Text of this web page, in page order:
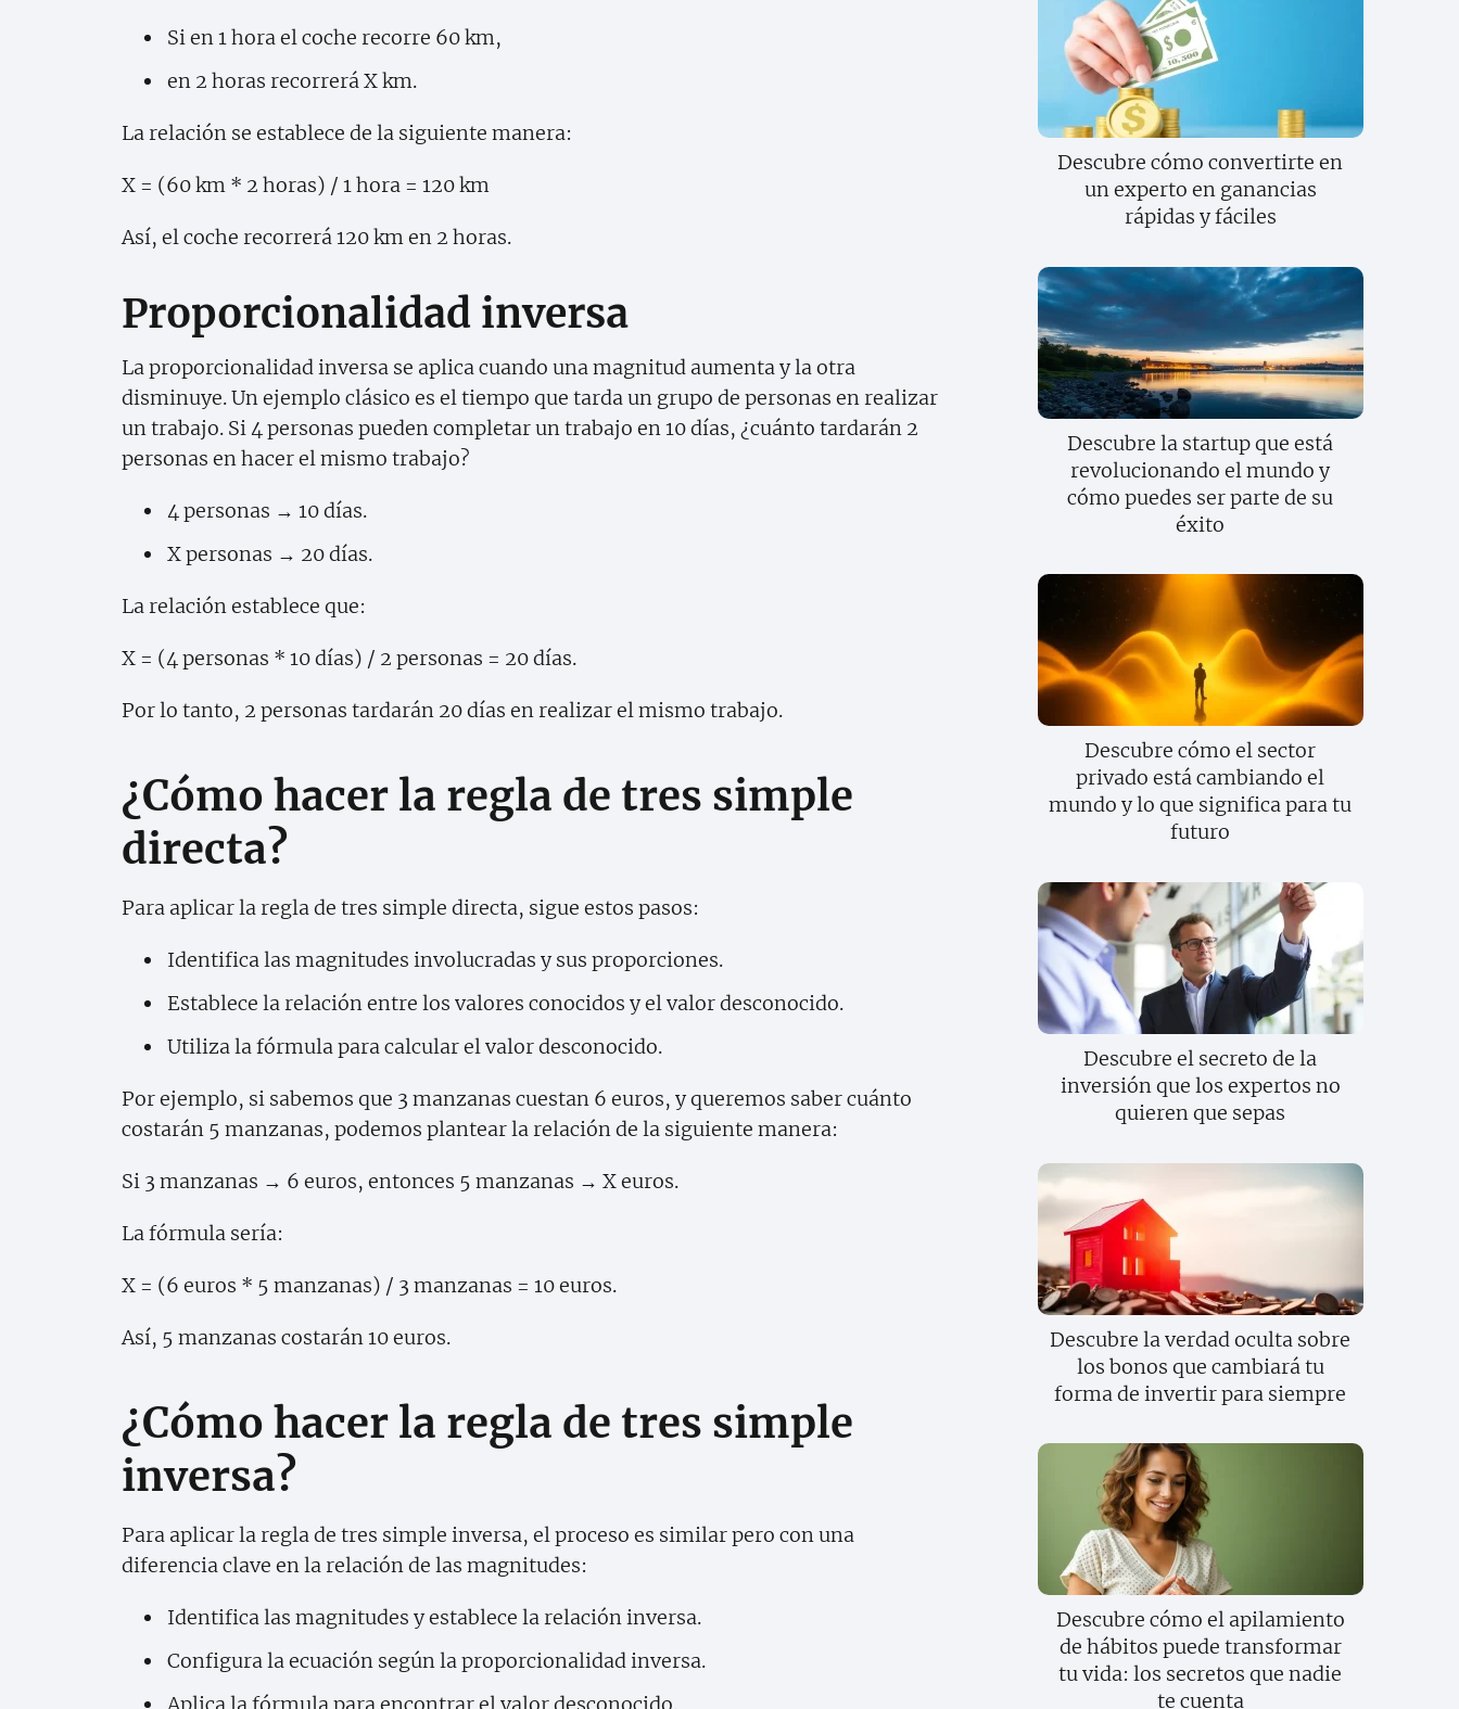
Si en 1 hora el coche recorre 60 km,
en 2 horas recorrerá X km.
La relación se establece de la siguiente manera:
X = (60 km * 2 horas) / 1 hora = 120 km
Así, el coche recorrerá 120 km en 2 horas.
Proporcionalidad inversa
La proporcionalidad inversa se aplica cuando una magnitud aumenta y la otra
disminuye. Un ejemplo clásico es el tiempo que tarda un grupo de personas en realizar
un trabajo. Si 4 personas pueden completar un trabajo en 10 días, ¿cuánto tardarán 2
personas en hacer el mismo trabajo?
4 personas → 10 días.
X personas → 20 días.
La relación establece que:
X = (4 personas * 10 días) / 2 personas = 20 días.
Por lo tanto, 2 personas tardarán 20 días en realizar el mismo trabajo.
¿Cómo hacer la regla de tres simple
directa?
Para aplicar la regla de tres simple directa, sigue estos pasos:
Identifica las magnitudes involucradas y sus proporciones.
Establece la relación entre los valores conocidos y el valor desconocido.
Utiliza la fórmula para calcular el valor desconocido.
Por ejemplo, si sabemos que 3 manzanas cuestan 6 euros, y queremos saber cuánto
costarán 5 manzanas, podemos plantear la relación de la siguiente manera:
Si 3 manzanas → 6 euros, entonces 5 manzanas → X euros.
La fórmula sería:
X = (6 euros * 5 manzanas) / 3 manzanas = 10 euros.
Así, 5 manzanas costarán 10 euros.
¿Cómo hacer la regla de tres simple
inversa?
Para aplicar la regla de tres simple inversa, el proceso es similar pero con una
diferencia clave en la relación de las magnitudes:
Identifica las magnitudes y establece la relación inversa.
Configura la ecuación según la proporcionalidad inversa.
Aplica la fórmula para encontrar el valor desconocido.
Descubre cómo convertirte en
un experto en ganancias
rápidas y fáciles
Descubre la startup que está
revolucionando el mundo y
cómo puedes ser parte de su
éxito
Descubre cómo el sector
privado está cambiando el
mundo y lo que significa para tu
futuro
Descubre el secreto de la
inversión que los expertos no
quieren que sepas
Descubre la verdad oculta sobre
los bonos que cambiará tu
forma de invertir para siempre
Descubre cómo el apilamiento
de hábitos puede transformar
tu vida: los secretos que nadie
te cuenta